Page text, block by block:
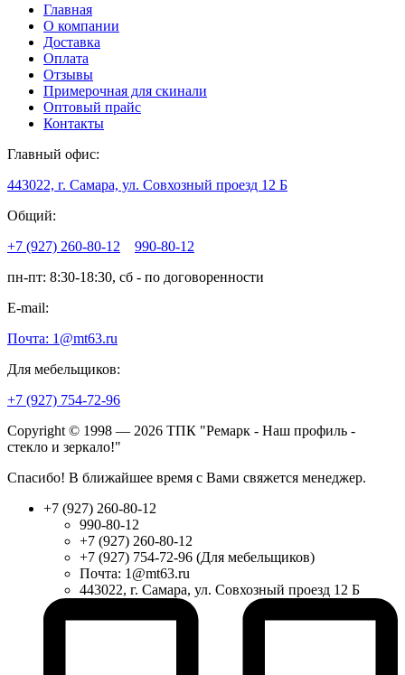
Главная
О компании
Доставка
Оплата
Отзывы
Примерочная для скинали
Оптовый прайс
Контакты
Главный офис:
443022, г. Самара, ул. Совхозный проезд 12 Б
Общий:
+7 (927) 260-80-12
990-80-12
пн-пт: 8:30-18:30, сб - по договоренности
E-mail:
Почта: 1@mt63.ru
Для мебельщиков:
+7 (927) 754-72-96
Copyright © 1998 — 2026 ТПК "Ремарк - Наш профиль -
стекло и зеркало!"
Спасибо! В ближайшее время с Вами свяжется менеджер.
+7 (927) 260-80-12
990-80-12
+7 (927) 260-80-12
+7 (927) 754-72-96 (Для мебельщиков)
Почта: 1@mt63.ru
443022, г. Самара, ул. Совхозный проезд 12 Б